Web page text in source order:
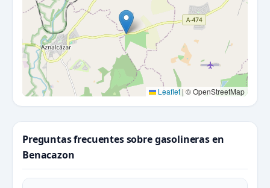
Leaflet | © OpenStreetMap
Preguntas frecuentes sobre gasolineras en
Benacazon